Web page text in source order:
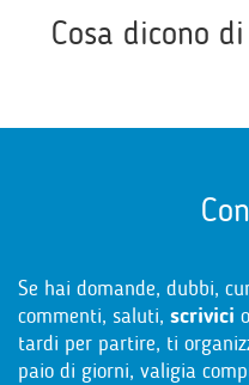
Cosa dicono
Se hai domande, dubbi,
commenti, saluti, scrivici o
tardi per partire, ti
paio di giorni, valigia